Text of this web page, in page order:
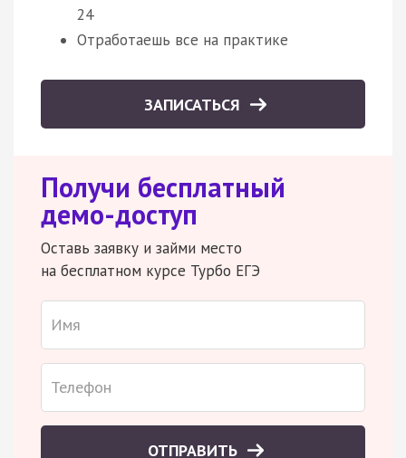
24
Отработаешь все на практике
ЗАПИСАТЬСЯ
Получи бесплатный
демо-доступ
Оставь заявку и займи место
на бесплатном курсе Турбо ЕГЭ
ОТПРАВИТЬ